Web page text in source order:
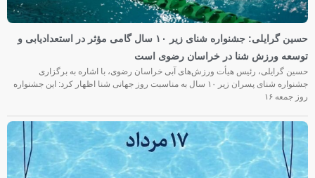
حسین گرایلی: جشنواره شنای زیر ۱۰ سال گامی مؤثر در استعدادیابی و
توسعه ورزش شنا در خراسان رضوی است
حسین گرایلی، رئیس هیأت ورزش‌های آبی خراسان رضوی، با اشاره به برگزاری
جشنواره شنای پسران زیر ۱۰ سال به مناسبت روز جهانی شنا اظهار کرد: این جشنواره
روز جمعه‌ ۱۶